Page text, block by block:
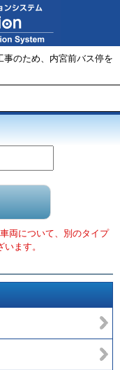
事のため、内宮前バス停を
両について、別のタイプ
ます。